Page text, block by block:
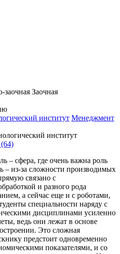
заочная Заочная
институт Менеджмент
– сфера, где очень важна роль
– из-за сложности производимых
связано с
и разного рода
а сейчас еще и с роботами,
специальности наряду с
дисциплинами усиленно
ведь они лежат в основе
Это сложная
предстоит одновременно
показателями, и со